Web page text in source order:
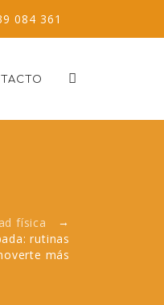
084 361
física →
rutinas
más